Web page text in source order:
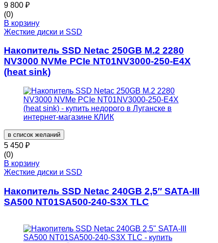
9 800 ₽
(0)
В корзину
Жесткие диски и SSD
Накопитель SSD Netac 250GB M.2 2280
NV3000 NVMe PCIe NT01NV3000-250-E4X
(heat sink)
в список желаний
5 450 ₽
(0)
В корзину
Жесткие диски и SSD
Накопитель SSD Netac 240GB 2,5″ SATA-III
SA500 NT01SA500-240-S3X TLC